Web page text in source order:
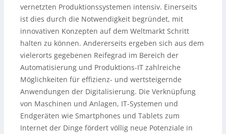
vernetzten Produktionssystemen intensiv. Einerseits
ist dies durch die Notwendigkeit begründet, mit
innovativen Konzepten auf dem Weltmarkt Schritt
halten zu können. Andererseits ergeben sich aus dem
vielerorts gegebenen Reifegrad im Bereich der
Automatisierung und Produktions-IT zahlreiche
Möglichkeiten für effizienz- und wertsteigernde
Anwendungen der Digitalisierung. Die Verknüpfung
von Maschinen und Anlagen, IT-Systemen und
Endgeräten wie Smartphones und Tablets zum
Internet der Dinge fördert völlig neue Potenziale in